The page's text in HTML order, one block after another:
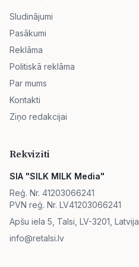
Sludinājumi
Pasākumi
Reklāma
Politiskā reklāma
Par mums
Kontakti
Ziņo redakcijai
Rekvizīti
SIA "SILK MILK Media"
Reģ. Nr. 41203066241
PVN reģ. Nr. LV41203066241
Apšu iela 5, Talsi, LV-3201, Latvija
info@retalsi.lv